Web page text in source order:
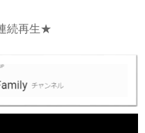
続再生★